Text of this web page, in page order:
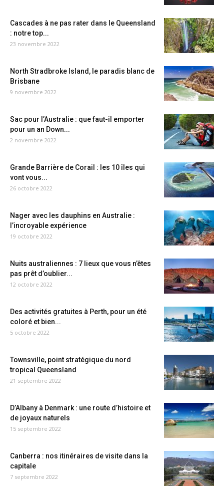
Cascades à ne pas rater dans le Queensland
: notre top...
23 novembre 2022
North Stradbroke Island, le paradis blanc de
Brisbane
9 novembre 2022
Sac pour l’Australie : que faut-il emporter
pour un an Down...
2 novembre 2022
Grande Barrière de Corail : les 10 îles qui
vont vous...
26 octobre 2022
Nager avec les dauphins en Australie :
l’incroyable expérience
19 octobre 2022
Nuits australiennes : 7 lieux que vous n’êtes
pas prêt d’oublier...
12 octobre 2022
Des activités gratuites à Perth, pour un été
coloré et bien...
5 octobre 2022
Townsville, point stratégique du nord
tropical Queensland
21 septembre 2022
D’Albany à Denmark : une route d’histoire et
de joyaux naturels
15 septembre 2022
Canberra : nos itinéraires de visite dans la
capitale
7 septembre 2022